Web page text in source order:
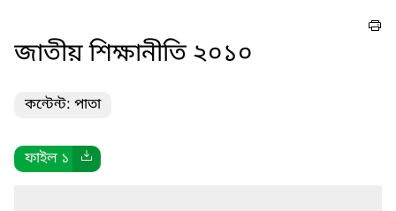
জাতীয় শিক্ষানীতি ২০১০
কন্টেন্ট: পাতা
ফাইল ১